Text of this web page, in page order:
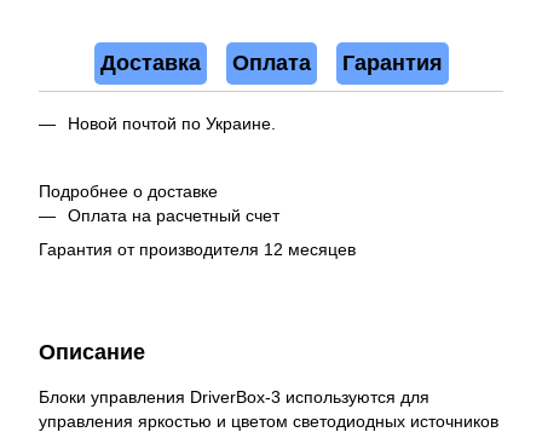
Доставка Оплата Гарантия
Новой почтой по Украине.
Подробнее о доставке
Оплата на расчетный счет
Гарантия от производителя 12 месяцев
Описание
Блоки управления DriverBox-3 используются для
управления яркостью и цветом светодиодных источников